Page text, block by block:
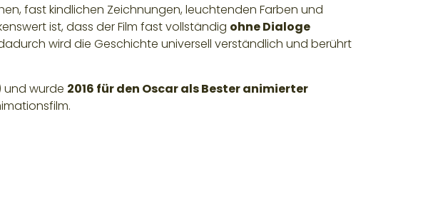
fast kindlichen Zeichnungen, leuchtenden Farben und
ist, dass der Film fast vollständig ohne Dialoge
wird die Geschichte universell verständlich und berührt
und wurde 2016 für den Oscar als Bester animierter